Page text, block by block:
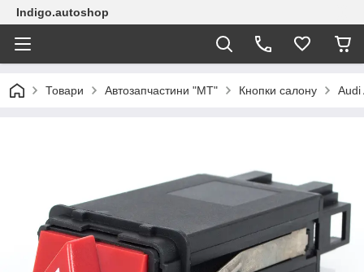
Indigo.autoshop
Товари Автозапчастини "МТ" Кнопки салону Audi